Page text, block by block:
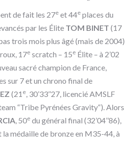
de fait les 27e et 44e places du
par les Élite TOM BINET (17
trois mois plus âgé (mais de 2004)
17e scratch – 15e Élite – à 2’02
sacré champion de France,
sur 7 et un chrono final de
(21 e, 30’33’’27, licencié AMSLF
“Tribe Pyrénées Gravity“). Alors
, 50e du général final (32’04’’86),
la médaille de bronze en M35-44, à